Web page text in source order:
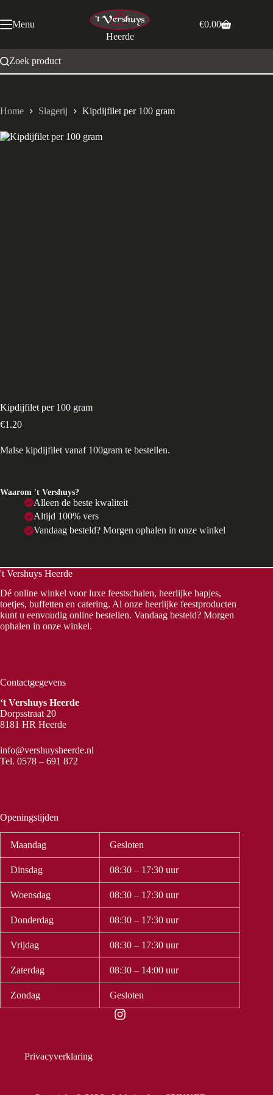
de Menu
Heerde
Winkelwagen
€0.00
Zoek product
Home Slagerij Kipdijfilet per 100 gram
Kipdijfilet per 100 gram
€1.20
Malse kipdijfilet vanaf 100gram te bestellen.
Waarom 't Vershuys?
Alleen de beste kwaliteit
Altijd 100% vers
Vandaag besteld? Morgen ophalen in onze winkel
't Vershuys Heerde
Dé online winkel voor luxe feestschalen, heerlijke hapjes,
toetjes, buffetten en catering. Al onze heerlijke feestproducten
kunt u eenvoudig online bestellen. Vandaag besteld? Morgen
ophalen in onze winkel.
Contactgegevens
‘t Vershuys Heerde
Dorpsstraat 20
8181 HR Heerde
info@vershuysheerde.nl
Tel. 0578 – 691 872
Openingstijden
Maandag Gesloten
Dinsdag 08:30 – 17:30 uur
Woensdag 08:30 – 17:30 uur
Donderdag 08:30 – 17:30 uur
Vrijdag 08:30 – 17:30 uur
Zaterdag 08:30 – 14:00 uur
Zondag Gesloten
Privacyverklaring